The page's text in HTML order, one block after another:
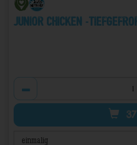
Junior Chicken -